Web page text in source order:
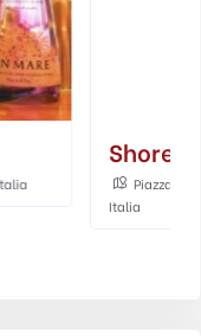
Shore
Piazza